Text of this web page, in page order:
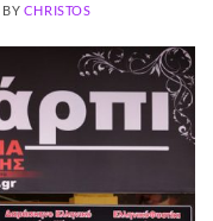
BY CHRISTOS